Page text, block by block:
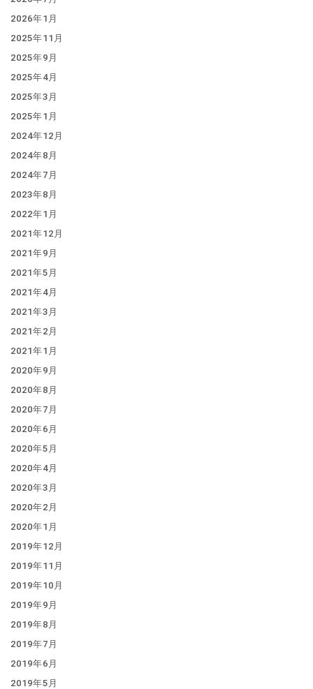
2026年1月
2025年11月
2025年9月
2025年4月
2025年3月
2025年1月
2024年12月
2024年8月
2024年7月
2023年8月
2022年1月
2021年12月
2021年9月
2021年5月
2021年4月
2021年3月
2021年2月
2021年1月
2020年9月
2020年8月
2020年7月
2020年6月
2020年5月
2020年4月
2020年3月
2020年2月
2020年1月
2019年12月
2019年11月
2019年10月
2019年9月
2019年8月
2019年7月
2019年6月
2019年5月